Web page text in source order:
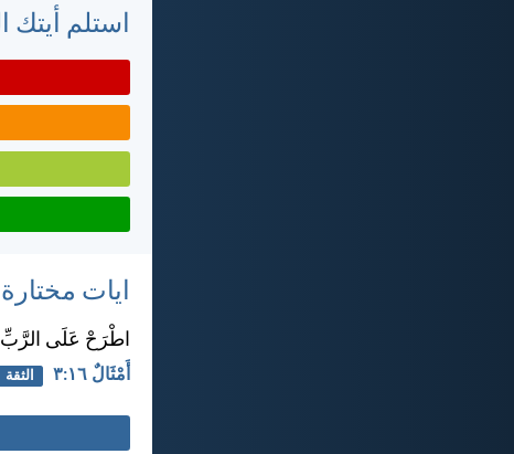
استلم أيتك
ايات مختارة
اطْرَحْ عَلَى
أَمْثَالٌ ١٦:‏٣ الثقة